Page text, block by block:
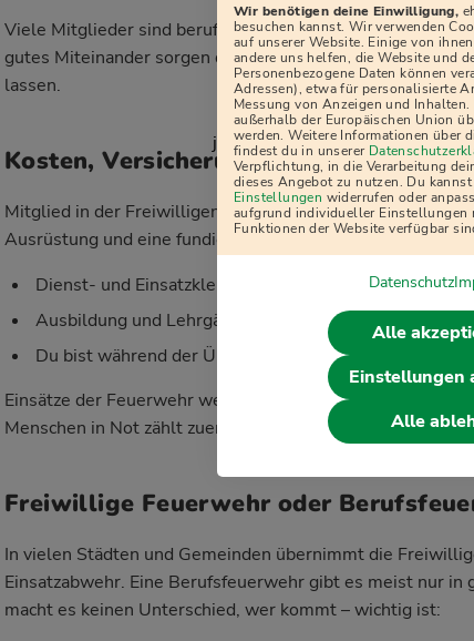
Viele Mitglieder sind berufstätig, in Ausbildung oder
gutes Miteinander sorgen dafür, dass sich Feuerwehr,
lassen.
Kosten, Versicherung und Ausrüstung
Mitglied in der Freiwilligen Feuerwehr zu sein, kostet
Ausrüstung und eine fundierte Ausbildung:
Dienst- und Einsatzkleidung werden komplett gestellt
Ausbildung und Lehrgänge sind für dich kostenlos
Du bist während der Übungen und Einsätze gesetzlich
Einsätze der Feuerwehr werden in vielen Fällen über die
Menschen in Not zählt zuerst: schnelle und professionelle
Freiwillige Feuerwehr oder
In vielen Städten und Gemeinden übernimmt die
Einsatzabwehr. Eine Berufsfeuerwehr gibt es meist nur
macht es keinen Unterschied, wer kommt – wichtig ist:
j
Wir benötigen deine Einwilligung,
besuchen kannst. Wir verwenden
auf unserer Website. Einige von
andere uns helfen, die Website und
Personenbezogene Daten können
Adressen), etwa für personalisierte
Messung von Anzeigen und Inhalten.
außerhalb der Europäischen Union
werden. Weitere Informationen über
findest du in unserer
Verpflichtung, in die Verarbeitung
dieses Angebot zu nutzen. Du
Einstellungen widerrufen oder
aufgrund individueller Einstellungen
Funktionen der Website verfügbar
Datenschutz
Alle
Einstellungen
Alle